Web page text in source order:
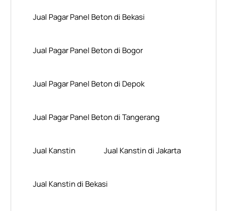
Jual Pagar Panel Beton di Bekasi
Jual Pagar Panel Beton di Bogor
Jual Pagar Panel Beton di Depok
Jual Pagar Panel Beton di Tangerang
Jual Kanstin Jual Kanstin di Jakarta
Jual Kanstin di Bekasi